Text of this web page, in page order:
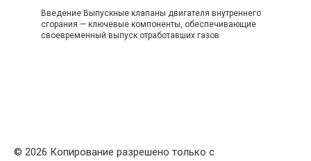
Введение Выпускные клапаны двигателя внутреннего
сгорания — ключевые компоненты, обеспечивающие
своевременный выпуск отработавших газов
© 2026 Копирование разрешено только с